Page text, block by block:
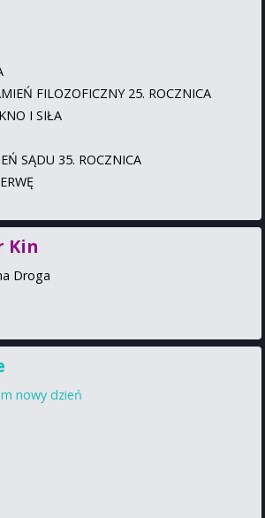
FILOZOFICZNY 25. ROCZNICA
I SIŁA
SĄDU 35. ROCZNICA
Kin
Droga
nowy dzień